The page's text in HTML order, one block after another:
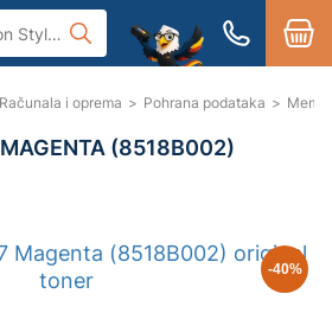
Računala i oprema > Pohrana podataka >
(8518B002)
-40%